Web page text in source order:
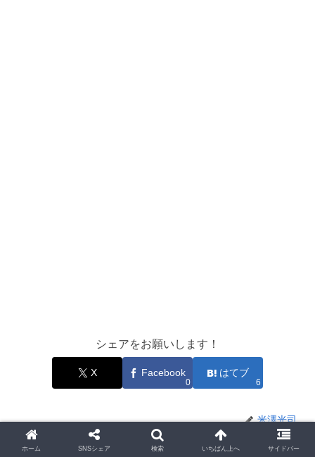
シェアをお願いします！
X Facebook
0
はてブ
6
米澤光司
ホーム SNSシェア 検索 いちばん上へ サイドバー